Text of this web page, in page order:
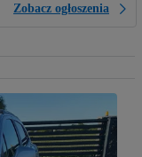
Zobacz ogłoszenia